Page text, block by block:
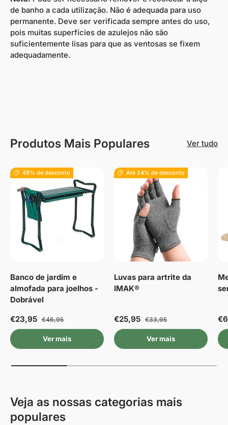
de banho a cada utilização. Não é adequada para uso
permanente. Deve ser verificada sempre antes do uso,
pois muitas superfícies de azulejos não são
suficientemente lisas para que as ventosas se fixem
adequadamente.
Produtos Mais Populares Ver tudo
49% de desconto
Banco de jardim e
almofada para joelhos -
Dobrável
€23,95 €46,95
Ver mais
Até 24% de desconto
Luvas para artrite da
IMAK®
€25,95 €33,95
Ver mais
Veja as nossas categorias mais
populares